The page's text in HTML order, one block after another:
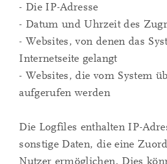
- Die IP-Adresse
- Datum und Uhrzeit des
- Websites, von denen das
Internetseite gelangt
- Websites, die vom System
aufgerufen werden
Die Logfiles enthalten IP-
sonstige Daten, die eine